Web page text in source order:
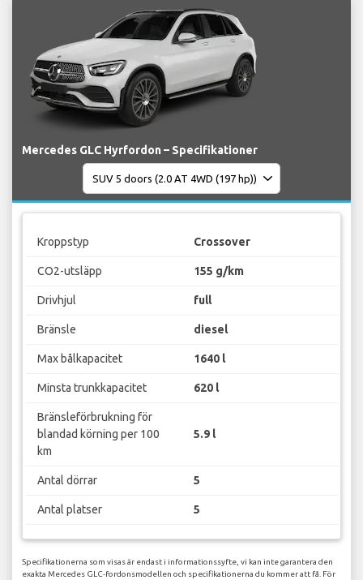
Mercedes GLC Hyrfordon – Specifikationer
Kroppstyp Crossover
CO2-utsläpp 155 g/km
Drivhjul full
Bränsle diesel
Max bålkapacitet 1640 l
Minsta trunkkapacitet 620 l
Bränsleförbrukning för
blandad körning per 100
km
5.9 l
Antal dörrar 5
Antal platser 5
Specifikationerna som visas är endast i informationssyfte, vi kan inte garantera den
exakta Mercedes GLC-fordonsmodellen och specifikationerna du kommer att få. För